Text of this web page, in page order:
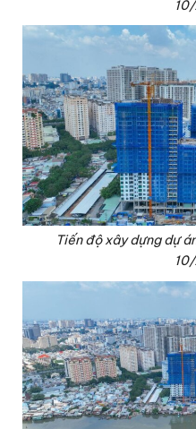
Tiến độ xây dựng dự